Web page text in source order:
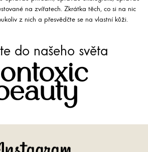
na zvířatech. Zkrátka těch, co si na nic
z nich a přesvědčte se na vlastní kůži.
do našeho světa